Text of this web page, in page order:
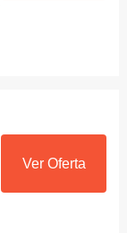
Ver Oferta